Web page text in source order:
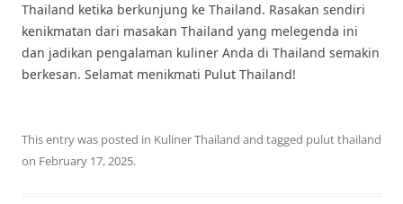
Thailand ketika berkunjung ke Thailand. Rasakan sendiri
kenikmatan dari masakan Thailand yang melegenda ini
dan jadikan pengalaman kuliner Anda di Thailand semakin
berkesan. Selamat menikmati Pulut Thailand!
This entry was posted in Kuliner Thailand and tagged pulut thailand
on February 17, 2025.